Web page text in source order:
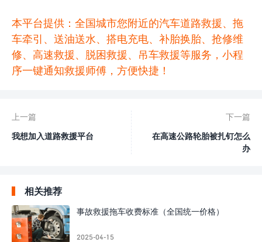
本平台提供：全国城市您附近的汽车道路救援、拖
车牵引、送油送水、搭电充电、补胎换胎、抢修维
修、高速救援、脱困救援、吊车救援等服务，小程
序一键通知救援师傅，方便快捷！
上一篇
我想加入道路救援平台
下一篇
在高速公路轮胎被扎钉怎么
办
相关推荐
事故救援拖车收费标准（全国统一价格）
2025-04-15